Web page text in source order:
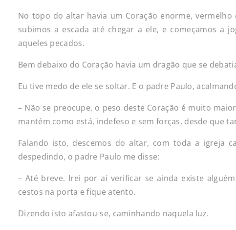
No topo do altar havia um Coração enorme,
subimos a escada até chegar a ele, e começamos a
aqueles pecados.
Bem debaixo do Coração havia um dragão que se
Eu tive medo de ele se soltar. E o padre Paulo,
– Não se preocupe, o peso deste Coração é muito
mantém como está, indefeso e sem forças, desde que
Falando isto, descemos do altar, com toda a igreja
despedindo, o padre Paulo me disse:
– Até breve. Irei por aí verificar se ainda existe
cestos na porta e fique atento.
Dizendo isto afastou-se, caminhando naquela luz.